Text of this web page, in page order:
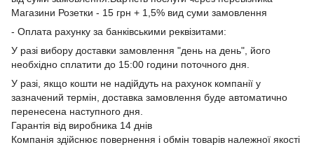
Магазини Розетки - 15 грн + 1,5% вид суми замовлення
- Оплата рахунку за банківськими реквізитами:
У разі вибору доставки замовлення "день на день", його
необхідно сплатити до 15:00 години поточного дня.
У разі, якщо кошти не надійдуть на рахунок компанії у
зазначений термін, доставка замовлення буде автоматично
перенесена наступного дня.
Гарантія від виробника 14 днів
Компанія здійснює повернення і обмін товарів належної якості